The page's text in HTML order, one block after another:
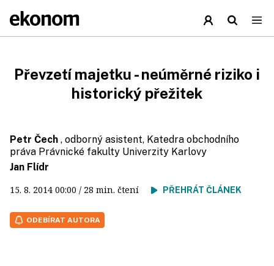
Převzetí majetku - neúměrné riziko i
historický přežitek
Petr Čech , odborný asistent, Katedra obchodního
práva Právnické fakulty Univerzity Karlovy
Jan Flídr
15. 8. 2014 00:00 / 28 min. čtení PŘEHRÁT ČLÁNEK
ODEBÍRAT AUTORA